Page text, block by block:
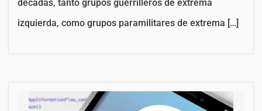
décadas, tanto grupos guerrilleros de extrema
izquierda, como grupos paramilitares de extrema […]